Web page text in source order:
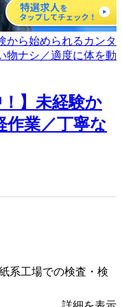
！】未経験か
作業／丁寧な
系工場での検査・検